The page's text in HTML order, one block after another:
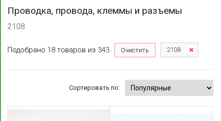
Проводка, провода, клеммы и разъемы
2108
Подобрано 18 товаров из 343 Очистить 2108
Сортировать по: